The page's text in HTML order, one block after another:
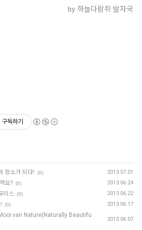
by 하늘다람쥐 발자국
구독하기
장소가 되다! (0) 2013.07.01
요? (0) 2013.06.24
리스 (0) 2013.06.22
(0) 2013.06.17
van Nature(Naturally Beautifu
2013.06.07